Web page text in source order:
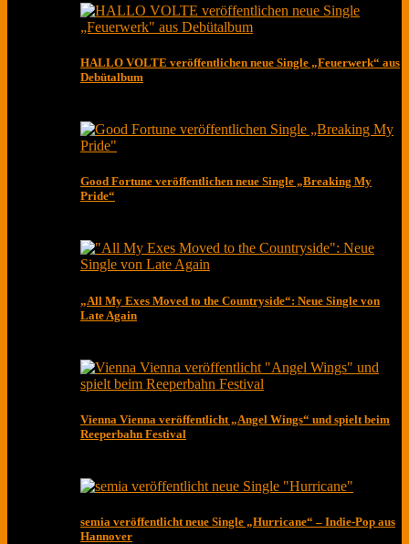
HALLO VOLTE veröffentlichen neue Single „Feuerwerk“ aus
Debütalbum
Good Fortune veröffentlichen neue Single „Breaking My
Pride“
„All My Exes Moved to the Countryside“: Neue Single von
Late Again
Vienna Vienna veröffentlicht „Angel Wings“ und spielt beim
Reeperbahn Festival
semia veröffentlicht neue Single „Hurricane“ – Indie-Pop aus
Hannover